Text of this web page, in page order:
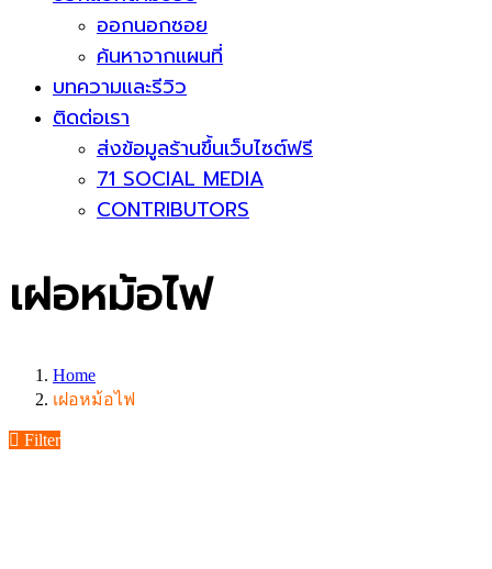
ออกนอกซอย
ค้นหาจากแผนที่
บทความและรีวิว
ติดต่อเรา
ส่งข้อมูลร้านขึ้นเว็บไซต์ฟรี
71 SOCIAL MEDIA
CONTRIBUTORS
เฝอหม้อไฟ
Home
เฝอหม้อไฟ
Filter